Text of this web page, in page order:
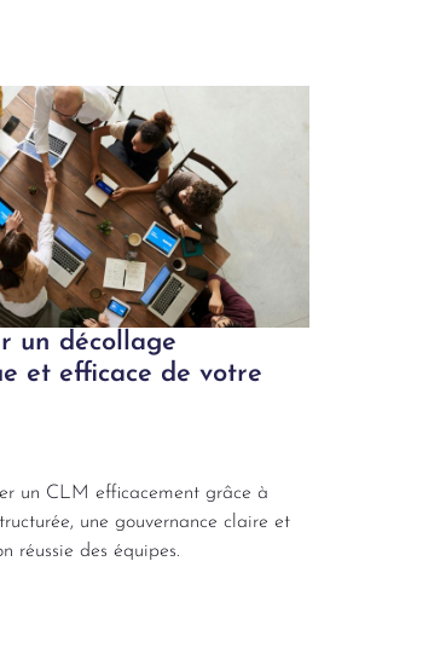
un décollage
et efficace de votre
un CLM efficacement grâce à
une gouvernance claire et
réussie des équipes.